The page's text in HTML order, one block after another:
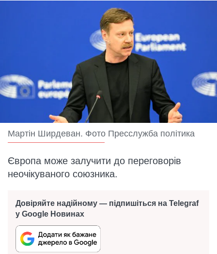
Мартін Ширдеван. Фото Пресслужба політика
Європа може залучити до переговорів
неочікуваного союзника.
Довіряйте надійному — підпишіться на Telegraf
у Google Новинах